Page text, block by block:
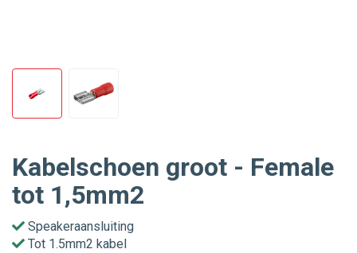
Kabelschoen groot - Female
tot 1,5mm2
Speakeraansluiting
Tot 1.5mm2 kabel